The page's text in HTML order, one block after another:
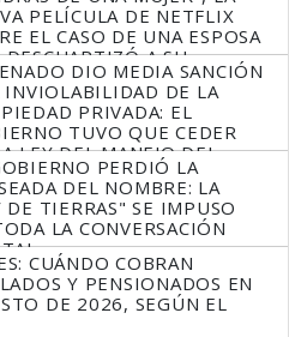
PELÍCULA DE NETFLIX
EL CASO DE UNA ESPOSA
DESCUARTIZÓ A SU
DIO MEDIA SANCIÓN
INVIOLABILIDAD DE LA
PRIVADA: EL
TUVO QUE CEDER
LEY DEL MANEJO DEL
PERDIÓ LA
DEL NOMBRE: LA
DE TIERRAS" SE IMPUSO
LA CONVERSACIÓN
CUÁNDO COBRAN
Y PENSIONADOS EN
DE 2026, SEGÚN EL